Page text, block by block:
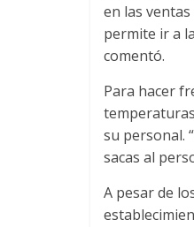
en las
permite ir a
comentó.
Para hacer
su personal.
sacas al
A pesar de